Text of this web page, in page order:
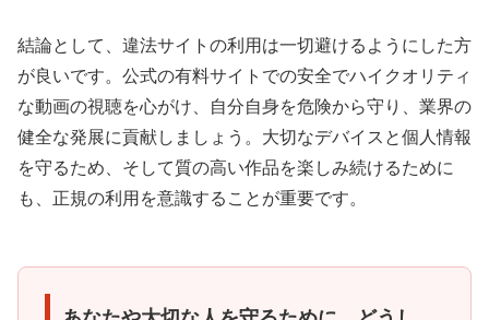
結論として、違法サイトの利用は一切避けるようにした方
が良いです。公式の有料サイトでの安全でハイクオリティ
な動画の視聴を心がけ、自分自身を危険から守り、業界の
健全な発展に貢献しましょう。大切なデバイスと個人情報
を守るため、そして質の高い作品を楽しみ続けるために
も、正規の利用を意識することが重要です。